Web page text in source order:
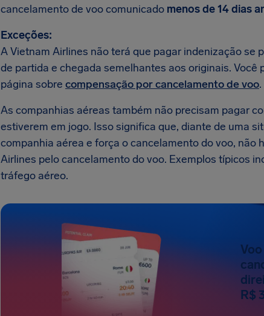
cancelamento de voo comunicado menos de 14 dias
Exceções:
A Vietnam Airlines não terá que pagar indenização se
de partida e chegada semelhantes aos originais.
página sobre compensação por cancelamento de voo.
As companhias aéreas também não precisam pagar
estiverem em jogo. Isso significa que, diante de uma
companhia aérea e força o cancelamento do voo, não
Airlines pelo cancelamento do voo. Exemplos típicos
tráfego aéreo.
R$